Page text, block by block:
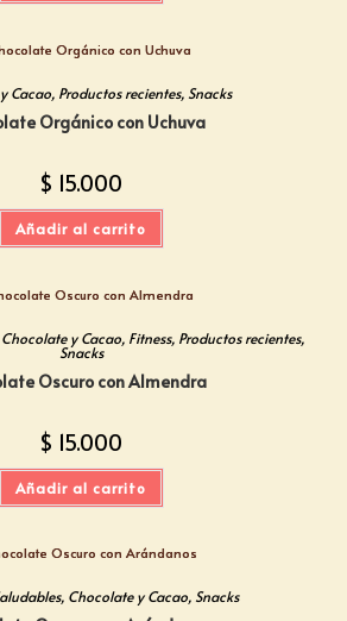
Cacao, Productos recientes, Snacks
Orgánico con Uchuva
$ 15.000
Añadir al carrito
Chocolate y Cacao, Fitness, Productos recientes,
Snacks
Oscuro con Almendra
$ 15.000
Añadir al carrito
, Chocolate y Cacao, Snacks